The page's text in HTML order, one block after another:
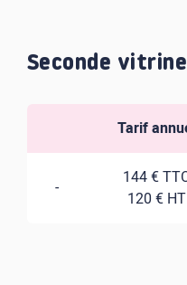
Seconde vitrine
Tarif
-
144 €
120 € HT